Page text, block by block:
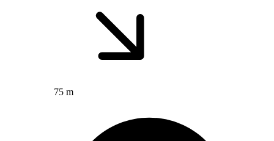
75 m